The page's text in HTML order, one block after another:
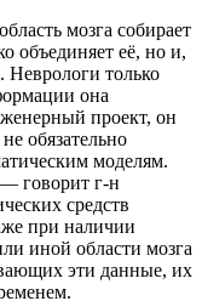
мозга собирает
объединяет её, но и,
Неврологи только
она
проект, он
обязательно
моделям.
говорит г-н
средств
при наличии
иной области мозга
эти данные, их